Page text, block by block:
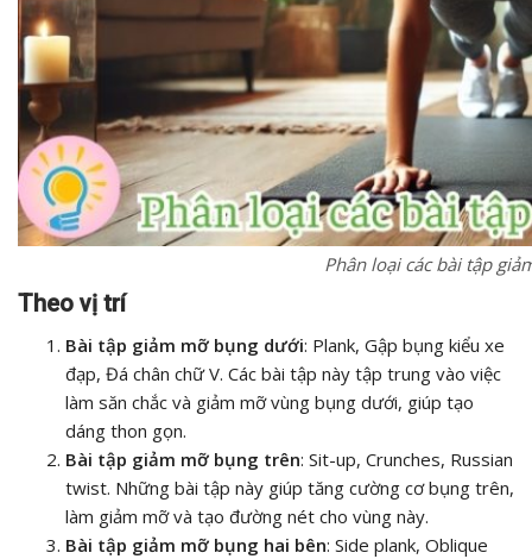
Phân loại các bài tập
Theo vị trí
Bài tập giảm mỡ bụng dưới: Plank, Gập bụng kiểu xe
đạp, Đá chân chữ V. Các bài tập này tập trung vào việc
làm săn chắc và giảm mỡ vùng bụng dưới, giúp tạo
dáng thon gọn.
Bài tập giảm mỡ bụng trên: Sit-up, Crunches, Russian
twist. Những bài tập này giúp tăng cường cơ bụng trên,
làm giảm mỡ và tạo đường nét cho vùng này.
Bài tập giảm mỡ bụng hai bên: Side plank, Oblique